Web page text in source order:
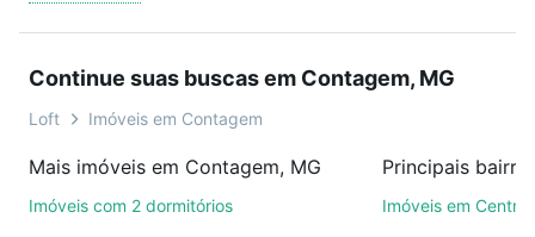
Contagem, MG para conquistar seu sonho. Agende
sem compromisso e você ainda conta com mais de
46 mil corretores e imobiliárias te ajudando na
Como escolher um imóvel?
Continue suas buscas em Contagem, MG
Loft Imóveis em Contagem
Mais imóveis em Contagem, MG
Imóveis com 2 dormitórios
Imóveis em Centro